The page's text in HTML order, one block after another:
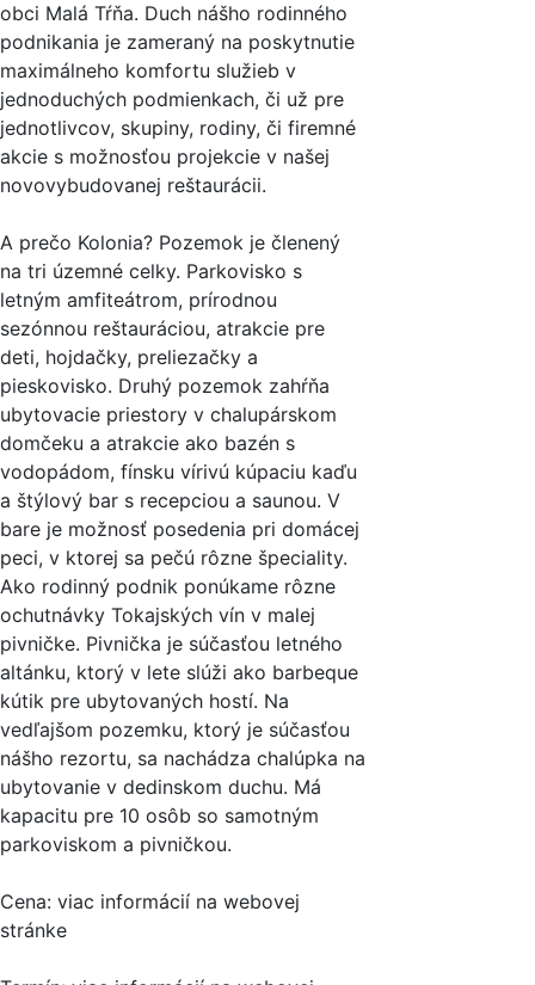
obci Malá Tŕňa. Duch nášho rodinného
podnikania je zameraný na poskytnutie
maximálneho komfortu služieb v
jednoduchých podmienkach, či už pre
jednotlivcov, skupiny, rodiny, či firemné
akcie s možnosťou projekcie v našej
novovybudovanej reštaurácii.
A prečo Kolonia? Pozemok je členený
na tri územné celky. Parkovisko s
letným amfiteátrom, prírodnou
sezónnou reštauráciou, atrakcie pre
deti, hojdačky, preliezačky a
pieskovisko. Druhý pozemok zahŕňa
ubytovacie priestory v chalupárskom
domčeku a atrakcie ako bazén s
vodopádom, fínsku vírivú kúpaciu kaďu
a štýlový bar s recepciou a saunou. V
bare je možnosť posedenia pri domácej
peci, v ktorej sa pečú rôzne špeciality.
Ako rodinný podnik ponúkame rôzne
ochutnávky Tokajských vín v malej
pivničke. Pivnička je súčasťou letného
altánku, ktorý v lete slúži ako barbeque
kútik pre ubytovaných hostí. Na
vedľajšom pozemku, ktorý je súčasťou
nášho rezortu, sa nachádza chalúpka na
ubytovanie v dedinskom duchu. Má
kapacitu pre 10 osôb so samotným
parkoviskom a pivničkou.
Cena: viac informácií na webovej
stránke